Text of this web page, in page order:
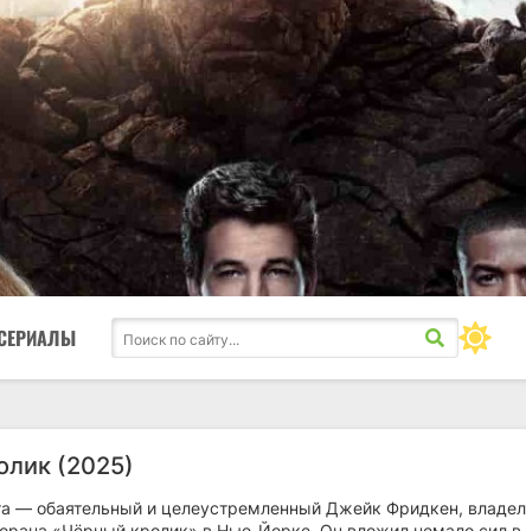
(2025)
— обаятельный и целеустремленный Джейк Фридкен,